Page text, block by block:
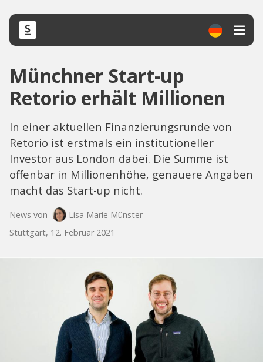
Münchner Start-up
Retorio erhält Millionen
In einer aktuellen Finanzierungsrunde von
Retorio ist erstmals ein institutioneller
Investor aus London dabei. Die Summe ist
offenbar in Millionenhöhe, genauere Angaben
macht das Start-up nicht.
News von
Lisa Marie Münster
Stuttgart, 12. Februar 2021